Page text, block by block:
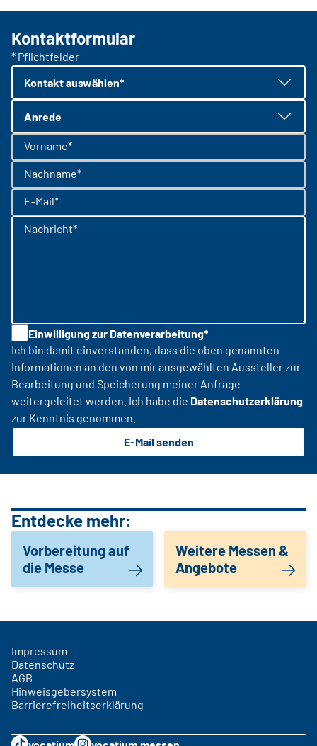
Kontaktformular
* Pflichtfelder
Kontakt auswählen*
Anrede
Vorname*
Nachname*
E-Mail*
Nachricht*
Einwilligung zur Datenverarbeitung*
Ich bin damit einverstanden, dass die oben genannten
Informationen an den von mir ausgewählten Aussteller zur
Bearbeitung und Speicherung meiner Anfrage
weitergeleitet werden. Ich habe die Datenschutzerklärung
zur Kenntnis genommen.
E-Mail senden
Entdecke mehr:
Vorbereitung auf
die Messe
Weitere Messen &
Angebote
Impressum
Datenschutz
AGB
Hinweisgebersystem
Barrierefreiheitserklärung